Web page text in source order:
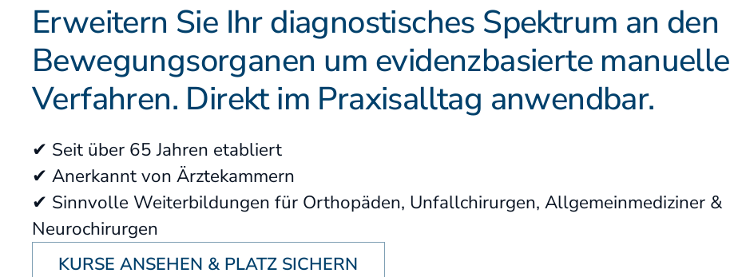
Patienteninformation Lehrstätten
Dozenten
Erweitern Sie Ihrdiagnostisches Spektrum an den
Bewegungsorganen um evidenzbasierte manuelle
Verfahren. Direkt im Praxisalltag anwendbar.
✔ Seit über 65 Jahren etabliert
✔ Anerkannt von Ärztekammern
✔ Sinnvolle Weiterbildungen für Orthopäden, Unfallchirurgen, Allgemeinmediziner &
Neurochirurgen
KURSE ANSEHEN & PLATZ SICHERN